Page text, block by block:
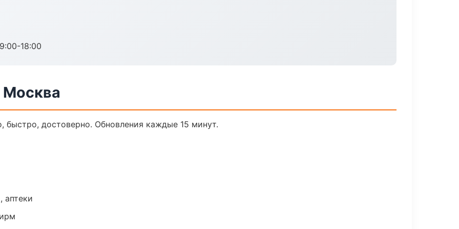
18:00
Москва
быстро, достоверно. Обновления каждые 15 минут.
аптеки